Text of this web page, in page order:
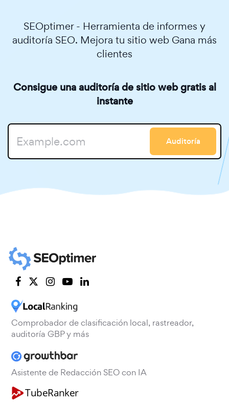
SEOptimer - Herramienta de informes y
auditoría SEO. Mejora tu sitio web Gana más
clientes
Consigue una auditoría de sitio web gratis al
instante
Auditoría
Comprobador de clasificación local, rastreador,
auditoría GBP y más
Asistente de Redacción SEO con IA